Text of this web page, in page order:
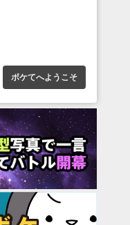
ボケてへようこそ